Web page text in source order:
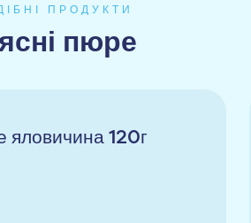
ПРОДУКТИ
пюре
яловичина 120г